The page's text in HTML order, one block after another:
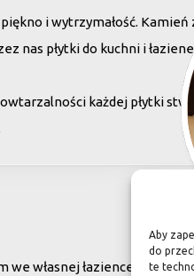
Aby
do
te
i wytrzymałość.
nas płytki do kuchni i
każdej płytki
własnej łazience możemy